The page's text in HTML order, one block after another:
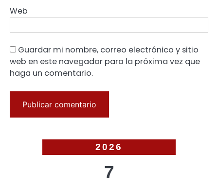
Web
Guardar mi nombre, correo electrónico y sitio
web en este navegador para la próxima vez que
haga un comentario.
2026
7